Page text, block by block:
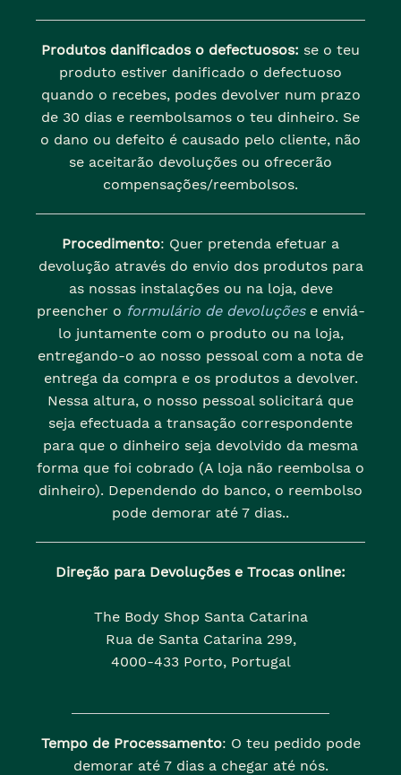
Produtos danificados o defectuosos: se o teu
produto estiver danificado o defectuoso
quando o recebes, podes devolver num prazo
de 30 dias e reembolsamos o teu dinheiro. Se
o dano ou defeito é causado pelo cliente, não
se aceitarão devoluções ou ofrecerão
compensações/reembolsos.
Procedimento: Quer pretenda efetuar a
devolução através do envio dos produtos para
as nossas instalações ou na loja, deve
preencher o formulário de devoluçõese enviá-
lo juntamente com o produto ou na loja,
entregando-o ao nosso pessoal com a nota de
entrega da compra e os produtos a devolver.
Nessa altura, o nosso pessoal solicitará que
seja efectuada a transação correspondente
para que o dinheiro seja devolvido da mesma
forma que foi cobrado (A loja não reembolsa o
dinheiro). Dependendo do banco, o reembolso
pode demorar até 7 dias..
Direção para Devoluções e Trocas online:
The Body Shop Santa Catarina
Rua de Santa Catarina 299,
4000-433 Porto, Portugal
Tempo de Processamento: O teu pedido pode
demorar até 7 dias a chegar até nós.